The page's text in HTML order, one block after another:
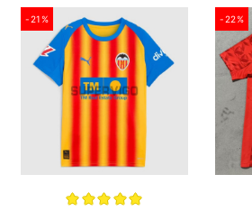
-21% -22%